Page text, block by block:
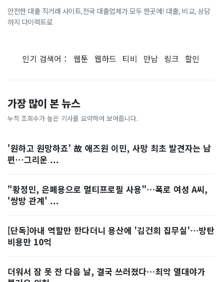
안전한 대출 직거래 사이트,전국 대출업체가 모두 한곳에! 대출, 비교, 상담
까지 다이렉트로
인기 검색어： 웹툰 웹하드 티비 만남 링크 할인
가장 많이 본 뉴스
누적 조회수가 높은 기사를 요약하여 보여줍니다.
'원하고 원망하죠' 故 애즈원 이민, 사망 최초 발견자는 남
편…그리운 ...
"황정민, 은폐용으로 멀티프로필 사용"…폭로 여성 A씨,
'쌍방 관계' ...
[단독]아내 역할만 한다더니 용산에 '김건희 집무실'…방탄
비용만 10억
더워서 잠 못 잔 다음 날, 결국 쓰러졌다…최악 열대야가